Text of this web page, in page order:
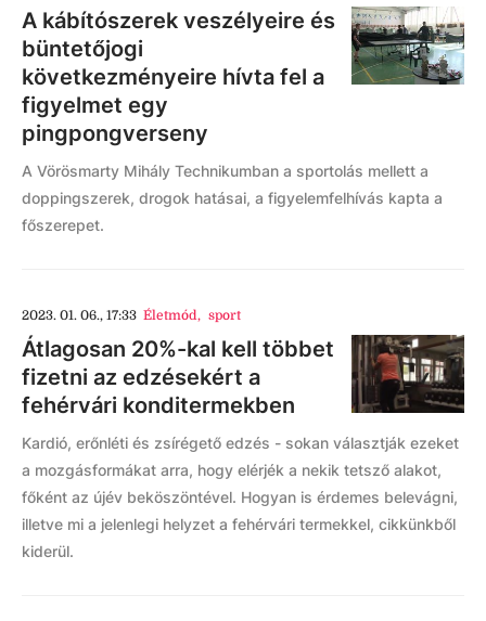
A kábítószerek veszélyeire és
büntetőjogi
következményeire hívta fel a
figyelmet egy
pingpongverseny
A Vörösmarty Mihály Technikumban a sportolás mellett a
doppingszerek, drogok hatásai, a figyelemfelhívás kapta a
főszerepet.
2023. 01. 06., 17:33 Életmód, sport
Átlagosan 20%-kal kell többet
fizetni az edzésekért a
fehérvári konditermekben
Kardió, erőnléti és zsírégető edzés - sokan választják ezeket
a mozgásformákat arra, hogy elérjék a nekik tetsző alakot,
főként az újév beköszöntével. Hogyan is érdemes belevágni,
illetve mi a jelenlegi helyzet a fehérvári termekkel, cikkünkből
kiderül.